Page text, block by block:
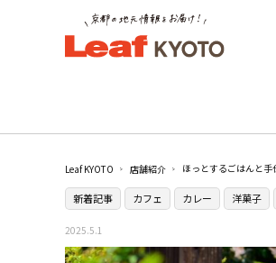
Leaf KYOTO 店舗紹介
新着記事 カフェ カレー 洋菓子
2025.5.1